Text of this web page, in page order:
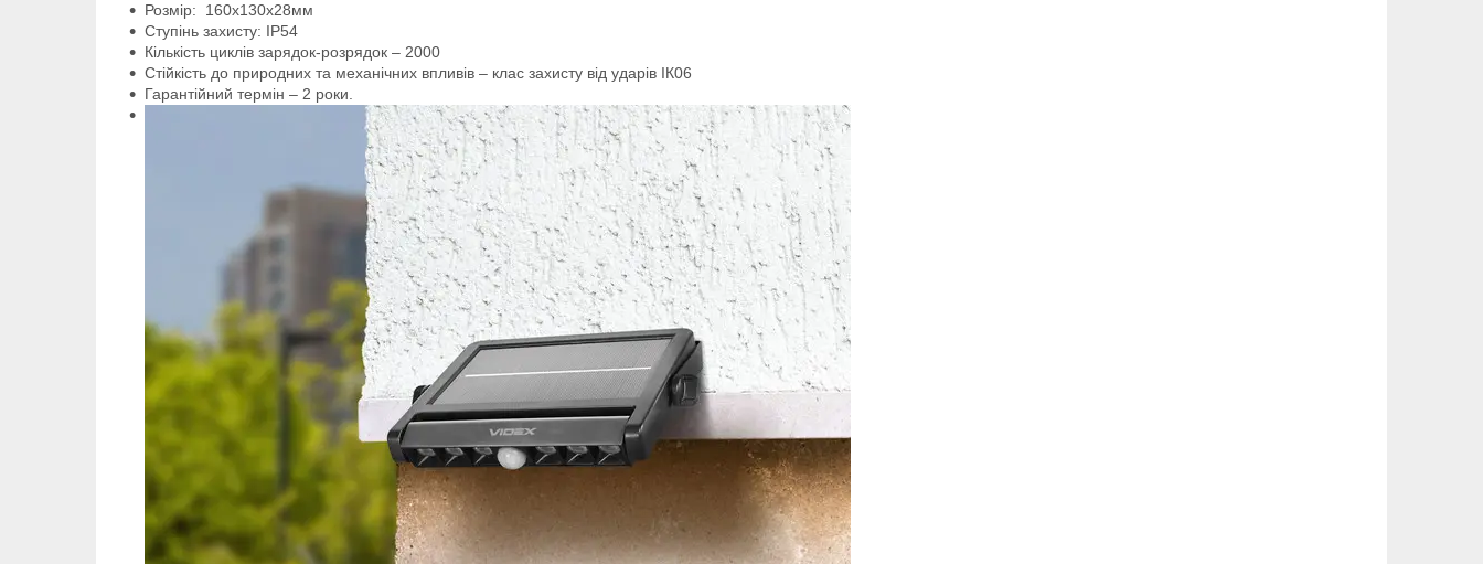
Розмір: 160х130х28мм
Ступінь захисту: IP54
Кількість циклів зарядок-розрядок – 2000
Стійкість до природних та механічних впливів – клас захисту від ударів ІК06
Гарантійний термін – 2 роки.